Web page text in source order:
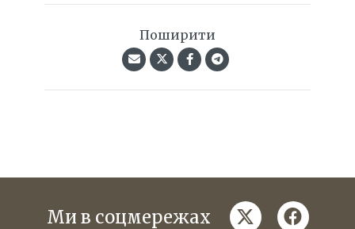
Поширити
Ми в соцмережах twitter